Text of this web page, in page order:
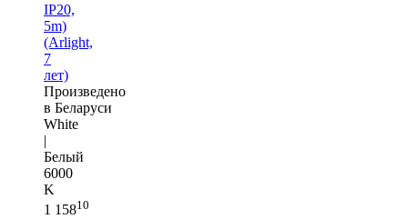
IP20,
5m)
(Arlight,
7
лет)
Произведено
в Беларуси
White
|
Белый
6000
K
1 15810